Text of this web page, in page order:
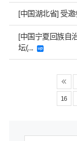
[中国湖北省] 受
[中国宁夏回族自
坛(...
16